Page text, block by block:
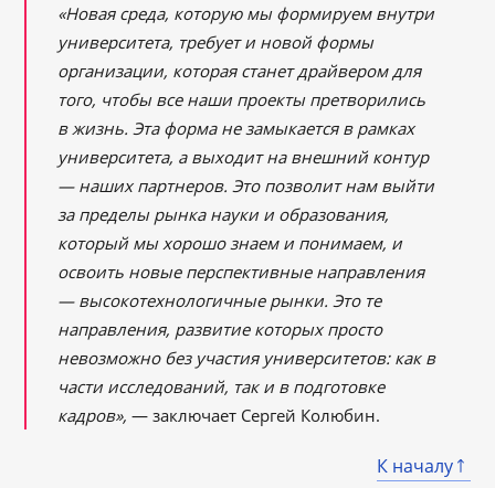
«Новая среда, которую мы формируем внутри
университета, требует и новой формы
организации, которая станет драйвером для
того, чтобы все наши проекты претворились
в жизнь. Эта форма не замыкается в рамках
университета, а выходит на внешний контур
— наших партнеров. Это позволит нам выйти
за пределы рынка науки и образования,
который мы хорошо знаем и понимаем, и
освоить новые перспективные направления
— высокотехнологичные рынки. Это те
направления, развитие которых просто
невозможно без участия университетов: как в
части исследований, так и в подготовке
кадров», — заключает Сергей Колюбин.
К началу